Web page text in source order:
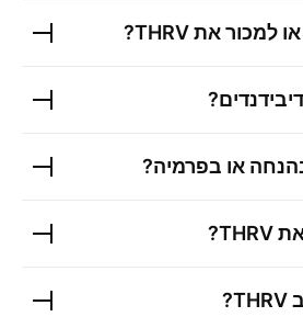
למכור אתTHRV
?
או בפרמיה?
THRV
?
THRV
?